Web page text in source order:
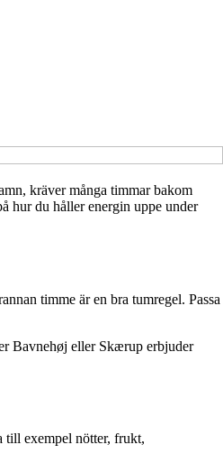
kräver många timmar bakom
hur du håller energin uppe under
timme är en bra tumregel. Passa
Bavnehøj eller Skærup erbjuder
till exempel nötter, frukt,